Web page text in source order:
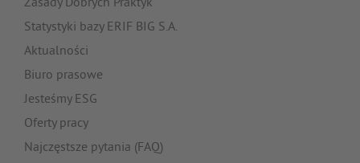
Zasady Dobrych Praktyk
Statystyki bazy ERIF BIG S.A.
Aktualności
Biuro prasowe
Jesteśmy ESG
Oferty pracy
Najczęstsze pytania (FAQ)